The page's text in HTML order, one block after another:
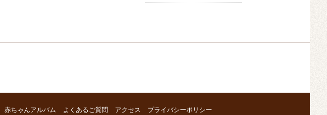
赤ちゃんアルバム よくあるご質問 アクセス プライバシーポリシー